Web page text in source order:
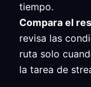
tiempo.
Compara el
revisa las
ruta solo
la tarea de